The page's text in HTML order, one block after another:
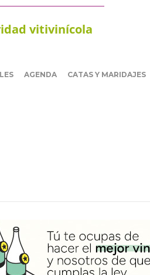
vitivinícola
AGENDA CATAS Y MARIDAJES